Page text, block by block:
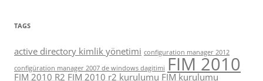
TAGS
active directory kimlik yönetimi configuration manager 2012
configüration manager 2007 de windows dagitimi FIM 2010
FIM 2010 R2 FIM 2010 r2 kurulumu FIM kurulumu